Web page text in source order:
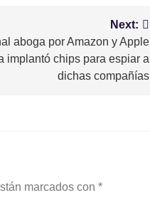
Next:
aboga por Amazon y Apple
implantó chips para espiar a
dichas compañías
marcados con *